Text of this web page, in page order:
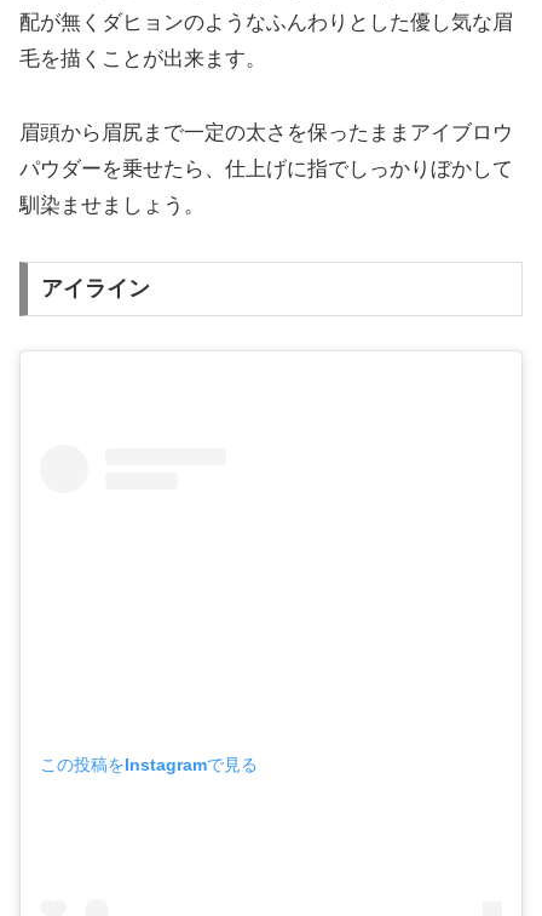
配が無くダヒョンのようなふんわりとした優し気な眉
毛を描くことが出来ます。
眉頭から眉尻まで一定の太さを保ったままアイブロウ
パウダーを乗せたら、仕上げに指でしっかりぼかして
馴染ませましょう。
アイライン
この投稿をInstagramで見る